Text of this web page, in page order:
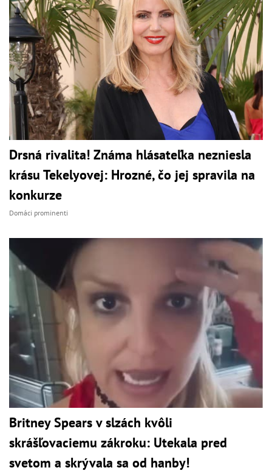
Drsná rivalita! Známa hlásateľka nezniesla
krásu Tekelyovej: Hrozné, čo jej spravila na
konkurze
Domáci prominenti
Britney Spears v slzách kvôli
skrášľovaciemu zákroku: Utekala pred
svetom a skrývala sa od hanby!